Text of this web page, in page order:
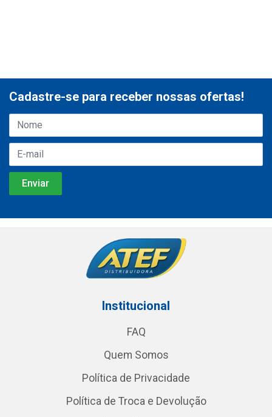
Cadastre-se para receber nossas ofertas!
Institucional
FAQ
Quem Somos
Política de Privacidade
Política de Troca e Devolução